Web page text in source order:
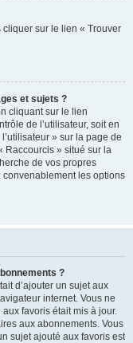
sur le lien « Trouver
et sujets ?
cliquant sur le lien
de l’utilisateur, soit en
» sur la page de
Raccourcis » situé sur la
de vos propres
les options
?
d’ajouter un sujet aux
internet. Vous ne
favoris était mis à jour.
aux abonnements. Vous
sujet ajouté aux favoris est